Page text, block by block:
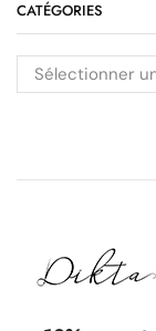
CATÉGORIES